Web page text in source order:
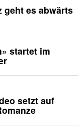
geht es abwärts
startet im
setzt auf